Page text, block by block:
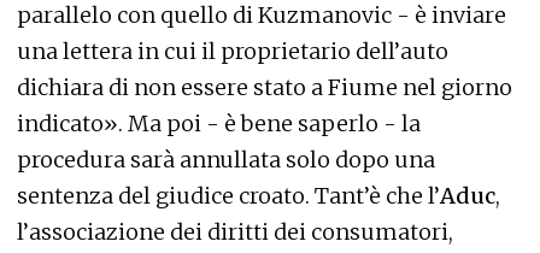
parallelo con quello di Kuzmanovic - è inviare
una lettera in cui il proprietario dell’auto
dichiara di non essere stato a Fiume nel giorno
indicato». Ma poi - è bene saperlo - la
procedura sarà annullata solo dopo una
sentenza del giudice croato. Tant’è che l’Aduc,
l’associazione dei diritti dei consumatori,